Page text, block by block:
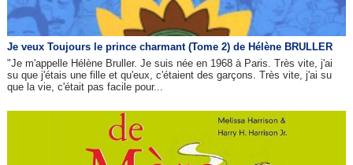
Je veux Toujours le prince charmant (Tome 2) de Hélène BRULLER
"Je m'appelle Hélène Bruller. Je suis née en 1968 à Paris. Très vite, j'ai
su que j'étais une fille et qu'eux, c'étaient des garçons. Très vite, j'ai su
que la vie, c'était pas facile pour...